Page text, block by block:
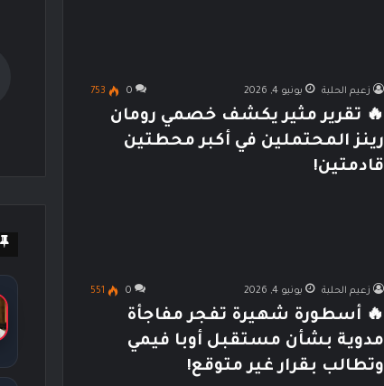
زعيم الحلبة يونيو 4, 2026 0
753
🔥 تقرير مثير يكشف خصمي رومان
رينز المحتملين في أكبر محطتين
قادمتين!
زعيم الحلبة يونيو 4, 2026 0
551
🔥 أسطورة شهيرة تفجر مفاجأة
مدوية بشأن مستقبل أوبا فيمي
وتطالب بقرار غير متوقع!